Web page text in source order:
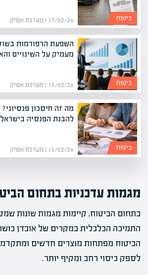
17/02/26 | מערכת אפיק ביטוח
השפעת הרפורמות
מעמיק על השינויים
15/02/26 | מערכת אפיק ביטוח
מה זה חיסכון
להבנת הפנסיה בישראל
15/02/26 | מערכת אפיק ביטוח
מגמות עדכניות בתחום
בתחום הביטוח, קיימות מגמות שונות
התמיכה הכלכלית במקרים של אובדן
הביטוח מפתחות מוצרים חדשים
לספק כיסוי רחב ומקיף יותר.